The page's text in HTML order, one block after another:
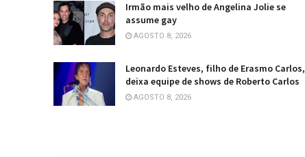
Irmão mais velho de Angelina Jolie se
assume gay
AGOSTO 8, 2026
Leonardo Esteves, filho de Erasmo Carlos,
deixa equipe de shows de Roberto Carlos
AGOSTO 8, 2026